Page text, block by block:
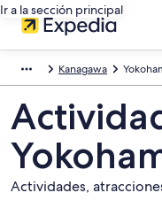
Ir a la sección principal
Kanagawa
Actividades,